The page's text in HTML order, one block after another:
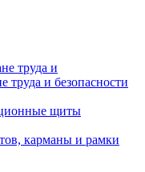
труда и
труда и безопасности
щиты
карманы и рамки